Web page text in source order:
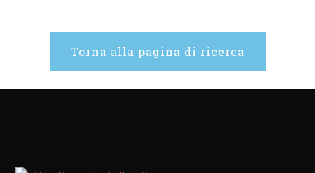
Torna alla pagina di ricerca